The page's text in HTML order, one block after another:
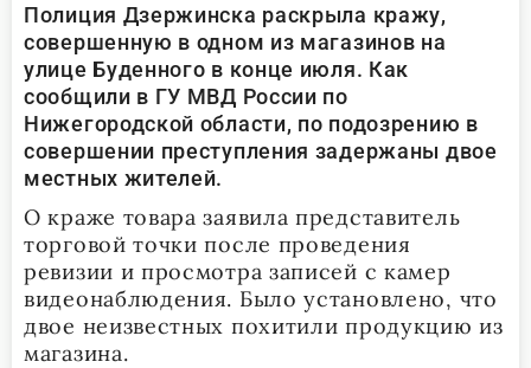
Полиция Дзержинска раскрыла кражу,
совершенную в одном из магазинов на
улице Буденного в конце июля. Как
сообщили в ГУ МВД России по
Нижегородской области, по подозрению в
совершении преступления задержаны двое
местных жителей.
О краже товара заявила представитель
торговой точки после проведения
ревизии и просмотра записей с камер
видеонаблюдения. Было установлено, что
двое неизвестных похитили продукцию из
магазина.